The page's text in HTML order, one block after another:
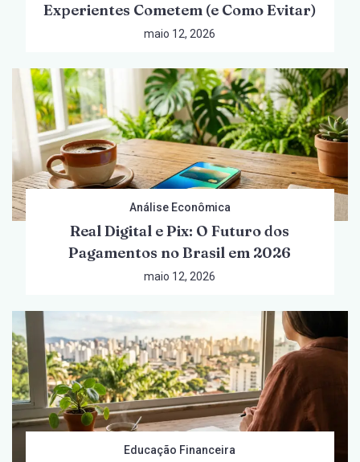
Experientes Cometem (e Como Evitar)
maio 12, 2026
Análise Econômica
Real Digital e Pix: O Futuro dos
Pagamentos no Brasil em 2026
maio 12, 2026
Educação Financeira